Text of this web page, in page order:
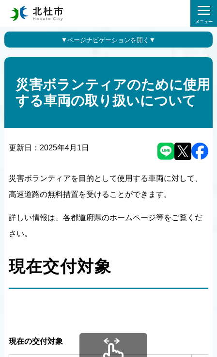
メニュー
災害ボランティアのために使用
する車両の取り扱いについて
更新日： 2025年4月1日
災害ボランティアを目的として使用する車両に対して、
高速道路の無料措置を受けることができます。
詳しい情報は、各都道府県のホームページ等をご覧くだ
さい。
現在交付対象
現在の交付対象